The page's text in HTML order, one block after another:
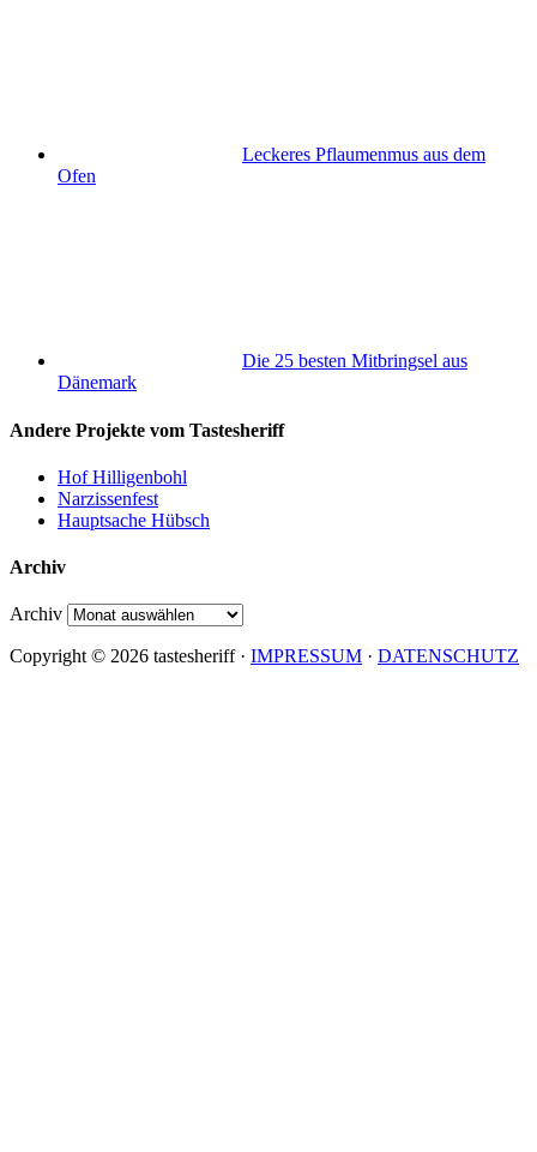
Leckeres Pflaumenmus aus dem
Ofen
Die 25 besten Mitbringsel aus
Dänemark
Andere Projekte vom Tastesheriff
Hof Hilligenbohl
Narzissenfest
Hauptsache Hübsch
Archiv
Archiv
Copyright © 2026 tastesheriff · IMPRESSUM · DATENSCHUTZ